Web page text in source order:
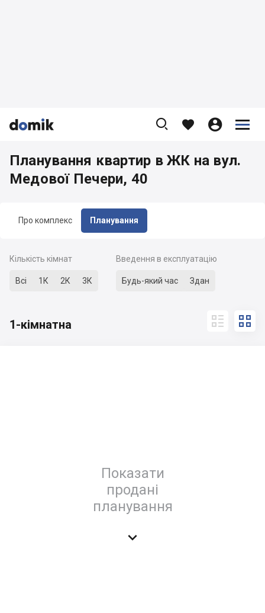


    


Про комплекс Планування
Планування квартир в ЖК на вул.
Медової Печери, 40
Кількість кімнат
Всі 1К 2К 3К
Введення в експлуатацію
Будь-який час Здан
1-кімнатна  
Показати
продані
планування
